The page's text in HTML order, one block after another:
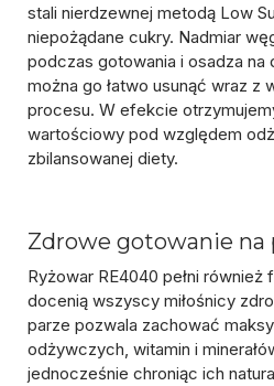
stali nierdzewnej metodą Low
niepożądane cukry. Nadmiar
podczas gotowania i osadza na
można go łatwo usunąć wraz z
procesu. W efekcie
wartościowy pod względem
zbilansowanej diety.
Zdrowe gotowanie na
Ryżowar RE4040 pełni również
docenią wszyscy miłośnicy
parze pozwala zachować
odżywczych, witamin i
jednocześnie chroniąc ich